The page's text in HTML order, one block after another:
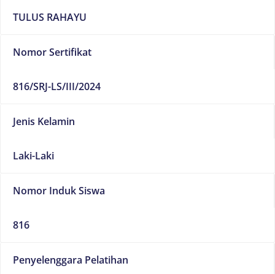
TULUS RAHAYU
Nomor Sertifikat
816/SRJ-LS/III/2024
Jenis Kelamin
Laki-Laki
Nomor Induk Siswa
816
Penyelenggara Pelatihan